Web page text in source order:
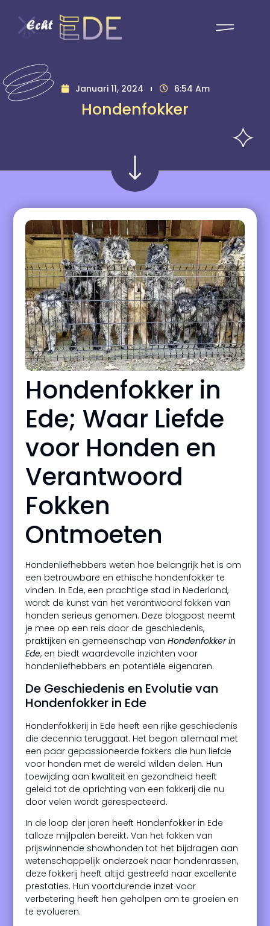
Januari 11, 2024 6:54 Am
Hondenfokker
Hondenfokker in
Ede; Waar Liefde
voor Honden en
Verantwoord
Fokken
Ontmoeten
Hondenliefhebbers weten hoe belangrijk het is om
een betrouwbare en ethische hondenfokker te
vinden. In Ede, een prachtige stad in Nederland,
wordt de kunst van het verantwoord fokken van
honden serieus genomen. Deze blogpost neemt
je mee op een reis door de geschiedenis,
praktijken en gemeenschap vanHondenfokker in
Ede, en biedt waardevolle inzichten voor
hondenliefhebbers en potentiële eigenaren.
De Geschiedenis en Evolutie van
Hondenfokker in Ede
Hondenfokkerij in Ede heeft een rijke geschiedenis
die decennia teruggaat. Het begon allemaal met
een paar gepassioneerde fokkers die hun liefde
voor honden met de wereld wilden delen. Hun
toewijding aan kwaliteit en gezondheid heeft
geleid tot de oprichting van een fokkerij die nu
door velen wordt gerespecteerd.
In de loop der jaren heeft Hondenfokker in Ede
talloze mijlpalen bereikt. Van het fokken van
prijswinnende showhonden tot het bijdragen aan
wetenschappelijk onderzoek naar hondenrassen,
deze fokkerij heeft altijd gestreefd naar excellente
prestaties. Hun voortdurende inzet voor
verbetering heeft hen geholpen om te groeien en
te evolueren.